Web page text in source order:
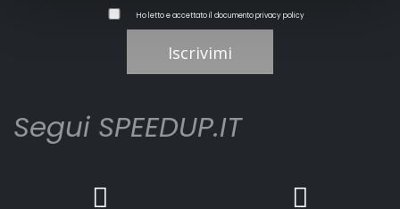
Ho letto e accettato il documentoprivacy policy
Iscrivimi
Segui SPEEDUP.IT